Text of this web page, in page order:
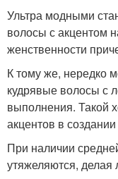
Ультра модными
волосы с акцентом
женственности
К тому же, нередко
кудрявые волосы с
выполнения. Такой
акцентов в
При наличии
утяжеляются,